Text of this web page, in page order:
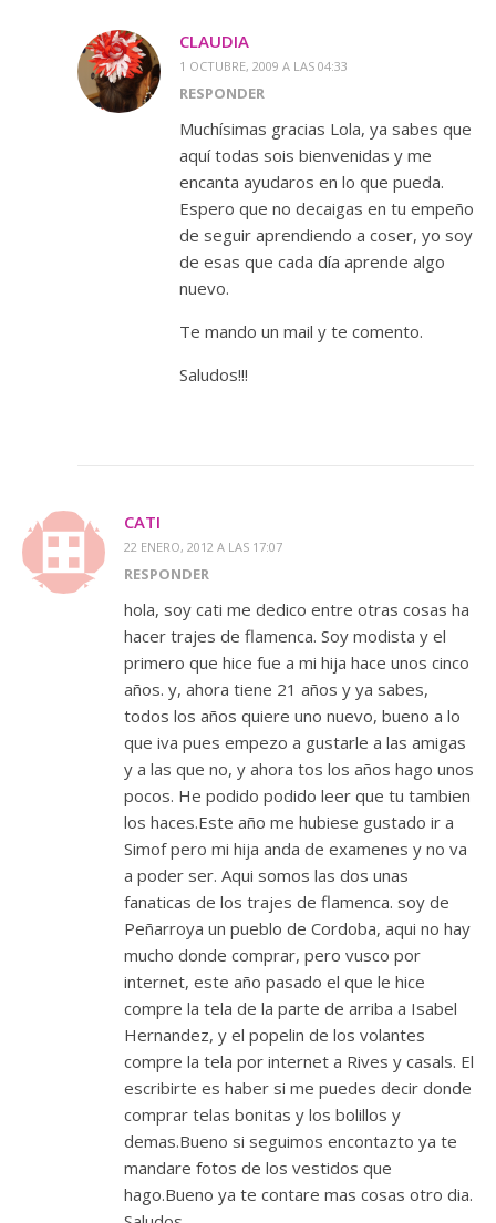
CLAUDIA
1 OCTUBRE, 2009 A LAS 04:33
RESPONDER
Muchísimas gracias Lola, ya sabes que
aquí todas sois bienvenidas y me
encanta ayudaros en lo que pueda.
Espero que no decaigas en tu empeño
de seguir aprendiendo a coser, yo soy
de esas que cada día aprende algo
nuevo.
Te mando un mail y te comento.
Saludos!!!
CATI
22 ENERO, 2012 A LAS 17:07
RESPONDER
hola, soy cati me dedico entre otras cosas ha
hacer trajes de flamenca. Soy modista y el
primero que hice fue a mi hija hace unos cinco
años. y, ahora tiene 21 años y ya sabes,
todos los años quiere uno nuevo, bueno a lo
que iva pues empezo a gustarle a las amigas
y a las que no, y ahora tos los años hago unos
pocos. He podido podido leer que tu tambien
los haces.Este año me hubiese gustado ir a
Simof pero mi hija anda de examenes y no va
a poder ser. Aqui somos las dos unas
fanaticas de los trajes de flamenca. soy de
Peñarroya un pueblo de Cordoba, aqui no hay
mucho donde comprar, pero vusco por
internet, este año pasado el que le hice
compre la tela de la parte de arriba a Isabel
Hernandez, y el popelin de los volantes
compre la tela por internet a Rives y casals. El
escribirte es haber si me puedes decir donde
comprar telas bonitas y los bolillos y
demas.Bueno si seguimos encontazto ya te
mandare fotos de los vestidos que
hago.Bueno ya te contare mas cosas otro dia.